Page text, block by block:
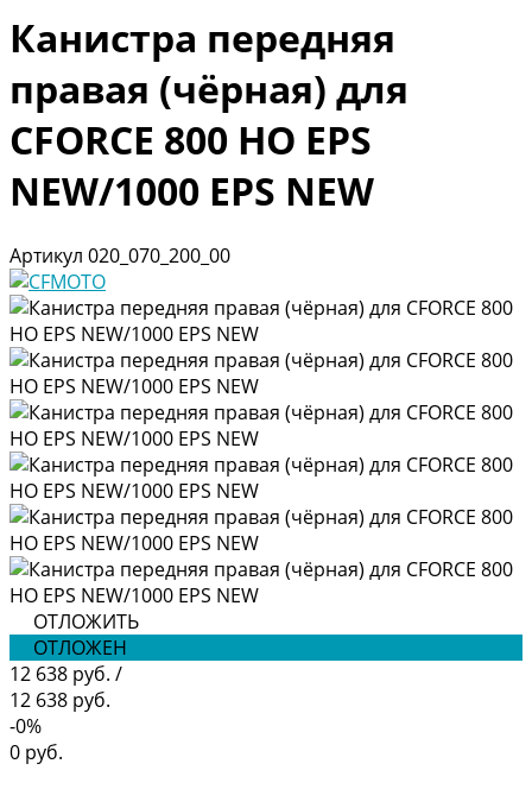
Канистра передняя
правая (чёрная) для
CFORCE 800 HO EPS
NEW/1000 EPS NEW
Артикул 020_070_200_00
ОТЛОЖИТЬ
ОТЛОЖЕН
12 638 руб. /
12 638 руб.
-0%
0 руб.